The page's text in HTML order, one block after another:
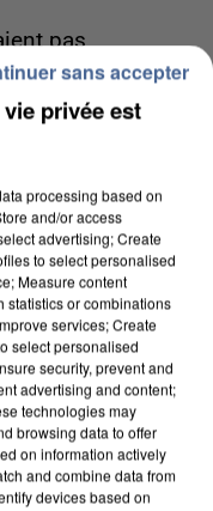
pas
privée est
processing based on
and/or access
advertising; Create
to select personalised
Measure content
statistics or combinations
services; Create
select personalised
security, prevent and
advertising and content;
technologies may
browsing data to offer
on information actively
and combine data from
devices based on
sans accepter